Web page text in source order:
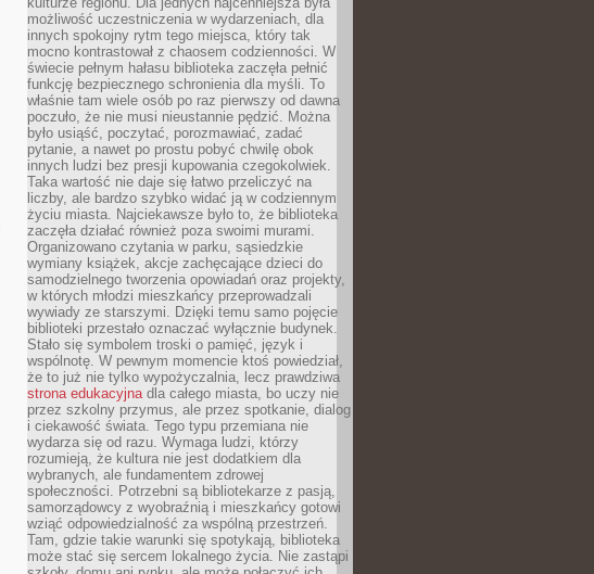
możliwość uczestniczenia w wydarzeniach, dla
innych spokojny rytm tego miejsca, który tak
mocno kontrastował z chaosem codzienności. W
świecie pełnym hałasu biblioteka zaczęła pełnić
funkcję bezpiecznego schronienia dla myśli. To
właśnie tam wiele osób po raz pierwszy od dawna
poczuło, że nie musi nieustannie pędzić. Można
było usiąść, poczytać, porozmawiać, zadać
pytanie, a nawet po prostu pobyć chwilę obok
innych ludzi bez presji kupowania czegokolwiek.
Taka wartość nie daje się łatwo przeliczyć na
liczby, ale bardzo szybko widać ją w codziennym
życiu miasta. Najciekawsze było to, że biblioteka
zaczęła działać również poza swoimi murami.
Organizowano czytania w parku, sąsiedzkie
wymiany książek, akcje zachęcające dzieci do
samodzielnego tworzenia opowiadań oraz projekty,
w których młodzi mieszkańcy przeprowadzali
wywiady ze starszymi. Dzięki temu samo pojęcie
biblioteki przestało oznaczać wyłącznie budynek.
Stało się symbolem troski o pamięć, język i
wspólnotę. W pewnym momencie ktoś powiedział,
że to już nie tylko wypożyczalnia, lecz prawdziwa
strona edukacyjnadla całego miasta, bo uczy nie
przez szkolny przymus, ale przez spotkanie, dialog
i ciekawość świata. Tego typu przemiana nie
wydarza się od razu. Wymaga ludzi, którzy
rozumieją, że kultura nie jest dodatkiem dla
wybranych, ale fundamentem zdrowej
społeczności. Potrzebni są bibliotekarze z pasją,
samorządowcy z wyobraźnią i mieszkańcy gotowi
wziąć odpowiedzialność za wspólną przestrzeń.
Tam, gdzie takie warunki się spotykają, biblioteka
może stać się sercem lokalnego życia. Nie zastąpi